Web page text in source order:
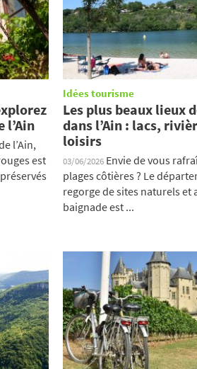
l’Ain
l’Ain,
est
Idées tourisme
Les plus beaux lieux
dans l’Ain : lacs,
loisirs
03/06/2026 Envie de vous
plages côtières ? Le
regorge de sites naturels et
baignade est ...